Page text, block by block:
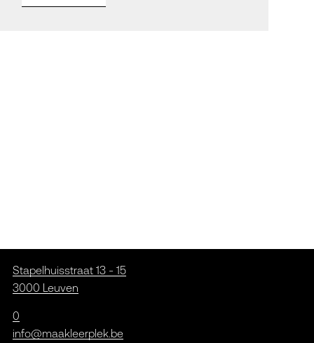
Stapelhuisstraat 13 - 15
3000 Leuven
0
info@maakleerplek.be